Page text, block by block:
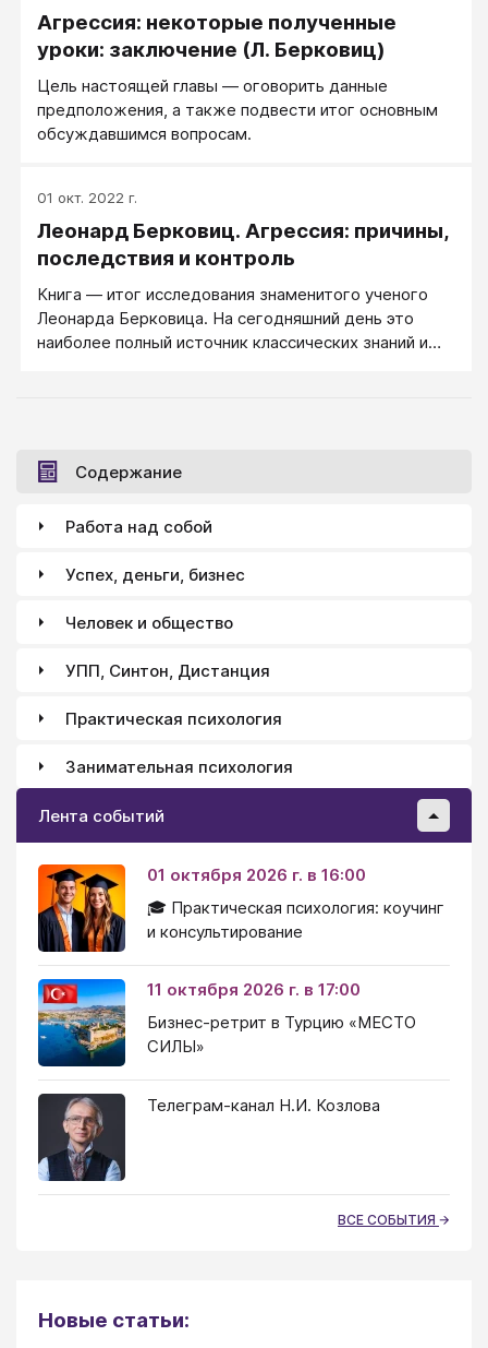
Агрессия: некоторые полученные
уроки: заключение (Л. Берковиц)
Цель настоящей главы — оговорить данные
предположения, а также подвести итог основным
обсуждавшимся вопросам.
01 окт. 2022 г.
Леонард Берковиц. Агрессия: причины,
последствия и контроль
Книга — итог исследования знаменитого ученого
Леонарда Берковица. На сегодняшний день это
наиболее полный источник классических знаний и
Содержание
Работа над собой
Успех, деньги, бизнес
Человек и общество
УПП, Синтон, Дистанция
Практическая психология
Занимательная психология
Лента событий
01 октября 2026 г. в 16:00
🎓 Практическая психология: коучинг
и консультирование
11 октября 2026 г. в 17:00
Бизнес-ретрит в Турцию «МЕСТО
СИЛЫ»
Телеграм-канал Н.И. Козлова
ВСЕ СОБЫТИЯ
Новые статьи: